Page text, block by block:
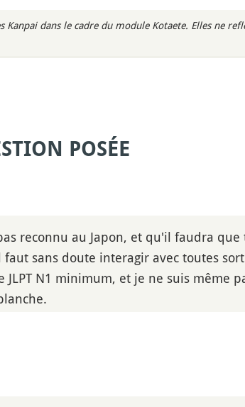
dans le cadre du module Kotaete. Elles ne
POSÉE
reconnu au Japon, et qu'il faudra que
sans doute interagir avec toutes
N1 minimum, et je ne suis même